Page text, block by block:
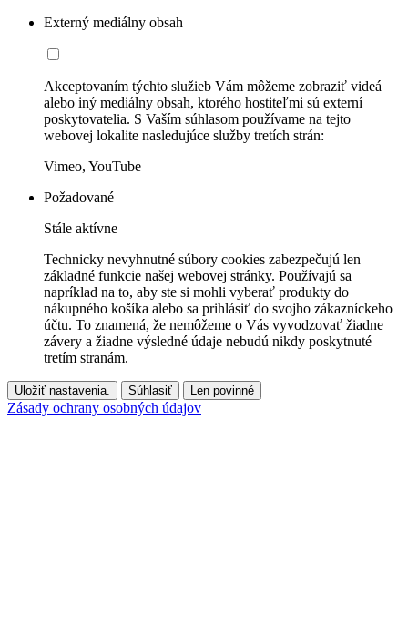
Externý mediálny obsah
Akceptovaním týchto služieb Vám môžeme zobraziť videá
alebo iný mediálny obsah, ktorého hostiteľmi sú externí
poskytovatelia. S Vaším súhlasom používame na tejto
webovej lokalite nasledujúce služby tretích strán:
Vimeo, YouTube
Požadované
Stále aktívne
Technicky nevyhnutné súbory cookies zabezpečujú len
základné funkcie našej webovej stránky. Používajú sa
napríklad na to, aby ste si mohli vyberať produkty do
nákupného košíka alebo sa prihlásiť do svojho zákazníckeho
účtu. To znamená, že nemôžeme o Vás vyvodzovať žiadne
závery a žiadne výsledné údaje nebudú nikdy poskytnuté
tretím stranám.
Uložiť nastavenia. Súhlasiť Len povinné
Zásady ochrany osobných údajov